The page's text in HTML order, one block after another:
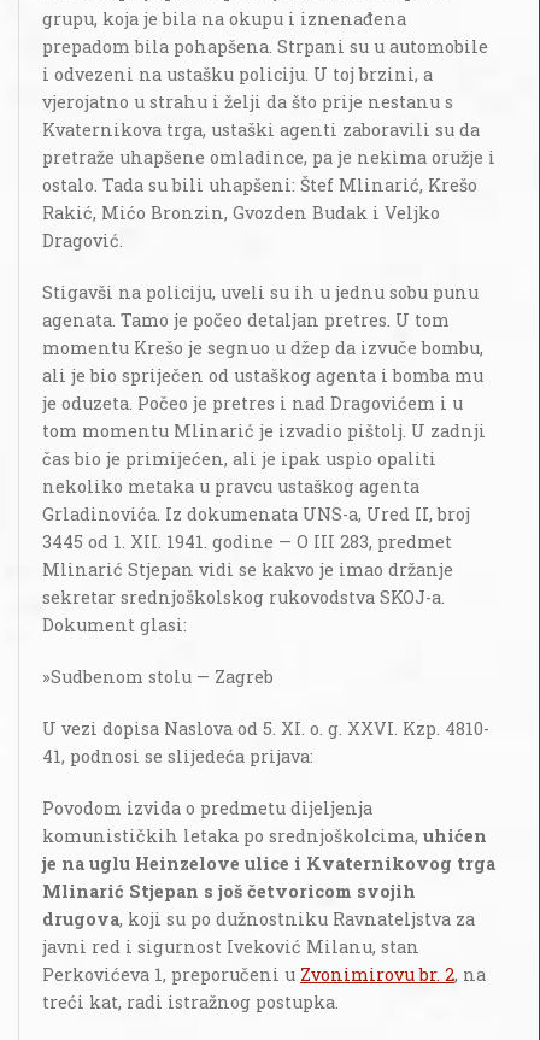
grupu, koja je bila na okupu i iznenađena
prepadom bila pohapšena. Strpani su u automobile
i odvezeni na ustašku policiju. U toj brzini, a
vjerojatno u strahu i želji da što prije nestanu s
Kvaternikova trga, ustaški agenti zaboravili su da
pretraže uhapšene omladince, pa je nekima oružje i
ostalo. Tada su bili uhapšeni: Štef Mlinarić, Krešo
Rakić, Mićo Bronzin, Gvozden Budak i Veljko
Dragović.
Stigavši na policiju, uveli su ih u jednu sobu punu
agenata. Tamo je počeo detaljan pretres. U tom
momentu Krešo je segnuo u džep da izvuče bombu,
ali je bio spriječen od ustaškog agenta i bomba mu
je oduzeta. Počeo je pretres i nad Dragovićem i u
tom momentu Mlinarić je izvadio pištolj. U zadnji
čas bio je primijećen, ali je ipak uspio opaliti
nekoliko metaka u pravcu ustaškog agenta
Grladinovića. Iz dokumenata UNS-a, Ured II, broj
3445 od 1. XII. 1941. godine — O III 283, predmet
Mlinarić Stjepan vidi se kakvo je imao držanje
sekretar srednjoškolskog rukovodstva SKOJ-a.
Dokument glasi:
»Sudbenom stolu — Zagreb
U vezi dopisa Naslova od 5. XI. o. g. XXVI. Kzp. 4810-
41, podnosi se slijedeća prijava:
Povodom izvida o predmetu dijeljenja
komunističkih letaka po srednjoškolcima, uhićen
je na uglu Heinzelove ulice i Kvaternikovog trga
Mlinarić Stjepan s još četvoricom svojih
drugova, koji su po dužnostniku Ravnateljstva za
javni red i sigurnost Iveković Milanu, stan
Perkovićeva 1, preporučeni u Zvonimirovu br. 2, na
treći kat, radi istražnog postupka.